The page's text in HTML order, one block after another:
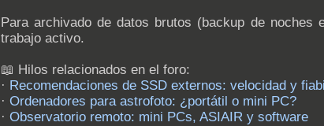
Para archivado de datos brutos (backup de
trabajo activo.
📖 Hilos relacionados en el foro:
· Recomendaciones de SSD externos: velocidad y
· Ordenadores para astrofoto: ¿portátil o mini PC?
· Observatorio remoto: mini PCs, ASIAIR y software